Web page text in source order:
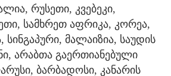
რუსეთი, კვებეკი,
სამხრეთ აფრიკა, კორეა,
მალაიზია, საუდის
არაბთა გაერთიანებული
ბარბადოსი, კანარის